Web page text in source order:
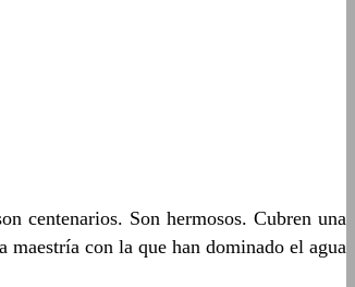
centenarios. Son hermosos. Cubren una
maestría con la que han dominado el agua